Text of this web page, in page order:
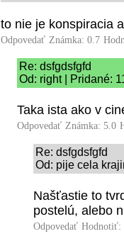
to nie je konspiracia
Odpovedať Známka: 0.7
Re: dsfgdsfgfd
Od: right | Pridané:
Taka ista ako v
Odpovedať Známka: 5.0
Re: dsfgdsfgfd
Od: pije cela
Našťastie to
postelú, alebo
Odpovedať Hodnotiť: